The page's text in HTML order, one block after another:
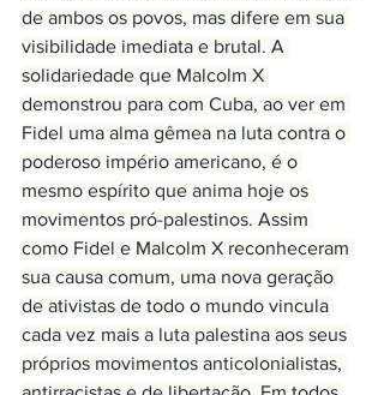
de ambos os povos, mas difere em sua
visibilidade imediata e brutal. A
solidariedade que Malcolm X
demonstrou para com Cuba, ao ver em
Fidel uma alma gêmea na luta contra o
poderoso império americano, é o
mesmo espírito que anima hoje os
movimentos pró-palestinos. Assim
como Fidel e Malcolm X reconheceram
sua causa comum, uma nova geração
de ativistas de todo o mundo vincula
cada vez mais a luta palestina aos seus
próprios movimentos anticolonialistas,